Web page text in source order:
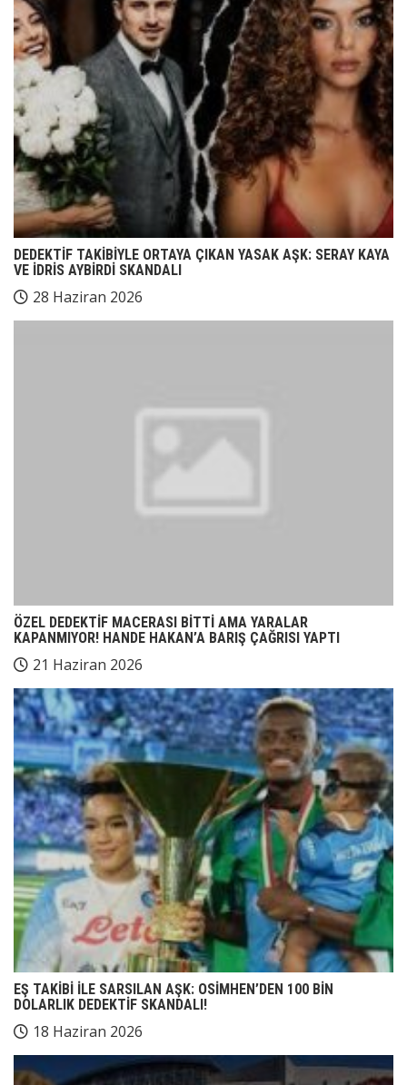
DEDEKTİF TAKİBİYLE ORTAYA ÇIKAN YASAK AŞK: SERAY KAYA
VE İDRİS AYBİRDİ SKANDALI
28 Haziran 2026
ÖZEL DEDEKTİF MACERASI BİTTİ AMA YARALAR
KAPANMIYOR! HANDE HAKAN’A BARIŞ ÇAĞRISI YAPTI
21 Haziran 2026
EŞ TAKİBİ İLE SARSILAN AŞK: OSİMHEN’DEN 100 BİN
DOLARLIK DEDEKTİF SKANDALI!
18 Haziran 2026